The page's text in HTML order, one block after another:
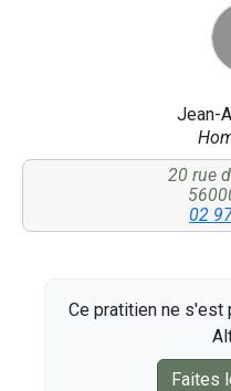
Jean-
20 rue
02
Ce pratitien ne s'est
Faites